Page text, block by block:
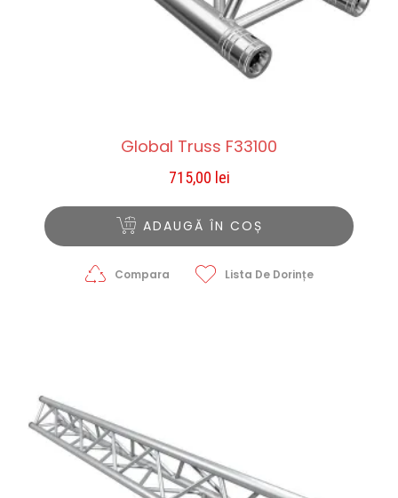
Global Truss F33100
715,00 lei
ADAUGĂ ÎN COȘ
Compara Lista De Dorințe